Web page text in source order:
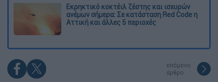
Εκρηκτικό κοκτέιλ ζέστης και ισχυρών
ανέμων σήμερα: Σε κατάσταση Red Code η
Αττική και άλλες 5 περιοχές
επόμενο
άρθρο